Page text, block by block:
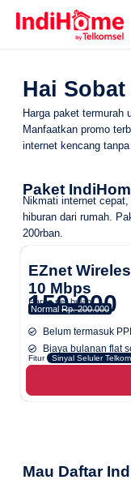
Hai
Harga paket termurah
Manfaatkan promo
internet kencang
Paket
Nikmati internet
hiburan dari rumah.
200rban.
EZnet
10 Mbps
Harga per bulan
150.000
Normal Rp. 200.000
Belum termasuk
Biaya bulanan flat
Fitur Sinyal Seluler
Mau Daftar